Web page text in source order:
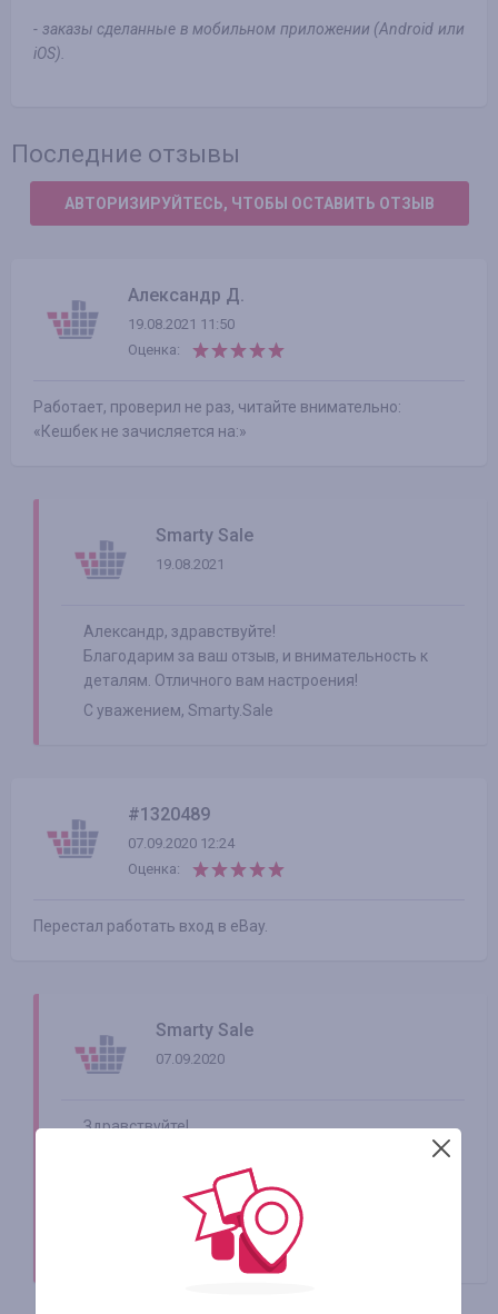
- заказы сделанные в мобильном приложении (Android или
iOS).
Последние отзывы
АВТОРИЗИРУЙТЕСЬ, ЧТОБЫ ОСТАВИТЬ ОТЗЫВ
Александр Д.
19.08.2021 11:50
Оценка:
Работает, проверил не раз, читайте внимательно:
«Кешбек не зачисляется на:»
Smarty Sale
19.08.2021
Александр, здравствуйте!
Благодарим за ваш отзыв, и внимательность к
деталям. Отличного вам настроения!
С уважением, Smarty.Sale
#1320489
07.09.2020 12:24
Оценка:
Перестал работать вход в eBay.
Smarty Sale
07.09.2020
Здравствуйте!
приложение на своем гаджете и повторить
переход, если проблема останется, обратитесь,
пожалуйста, в нашу техническую поддержку,
читать далее